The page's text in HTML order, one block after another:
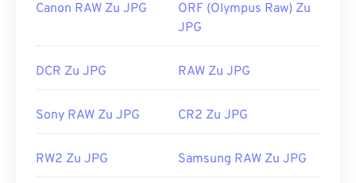
Canon RAW Zu JPG
ORF (Olympus Raw) Zu
JPG
DCR Zu JPG RAW Zu JPG
Sony RAW Zu JPG CR2 Zu JPG
RW2 Zu JPG Samsung RAW Zu JPG